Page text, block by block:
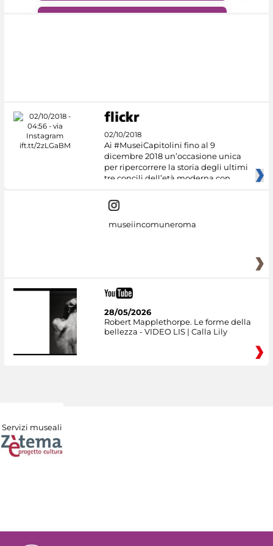
02/10/2018
Ai #MuseiCapitolini fino al 9
dicembre 2018 un’occasione unica
per ripercorrere la storia degli ultimi
tre concili dell’età moderna con
museiincomuneroma
28/05/2026
Robert Mapplethorpe. Le forme della
bellezza - VIDEO LIS | Calla Lily
Servizi museali